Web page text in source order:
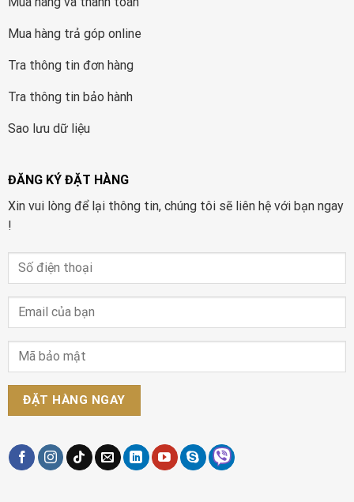
Mua hàng trả góp online
Tra thông tin đơn hàng
Tra thông tin bảo hành
Sao lưu dữ liệu
ĐĂNG KÝ ĐẶT HÀNG
Xin vui lòng để lại thông tin, chúng tôi sẽ liên hệ với bạn ngay
!